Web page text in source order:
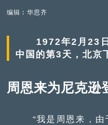
编辑︰华思齐
1972年2月23日
中国的第3天，北京
周恩来为尼克逊
“我是周恩来，